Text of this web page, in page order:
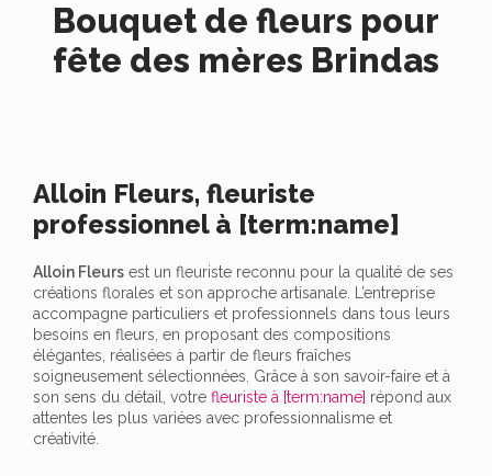
Bouquet de fleurs pour
fête des mères Brindas
Alloin Fleurs, fleuriste
professionnel à [term:name]
Alloin Fleurs est un fleuriste reconnu pour la qualité de ses
créations florales et son approche artisanale. L’entreprise
accompagne particuliers et professionnels dans tous leurs
besoins en fleurs, en proposant des compositions
élégantes, réalisées à partir de fleurs fraîches
soigneusement sélectionnées. Grâce à son savoir-faire et à
son sens du détail, votre fleuriste à [term:name] répond aux
attentes les plus variées avec professionnalisme et
créativité.